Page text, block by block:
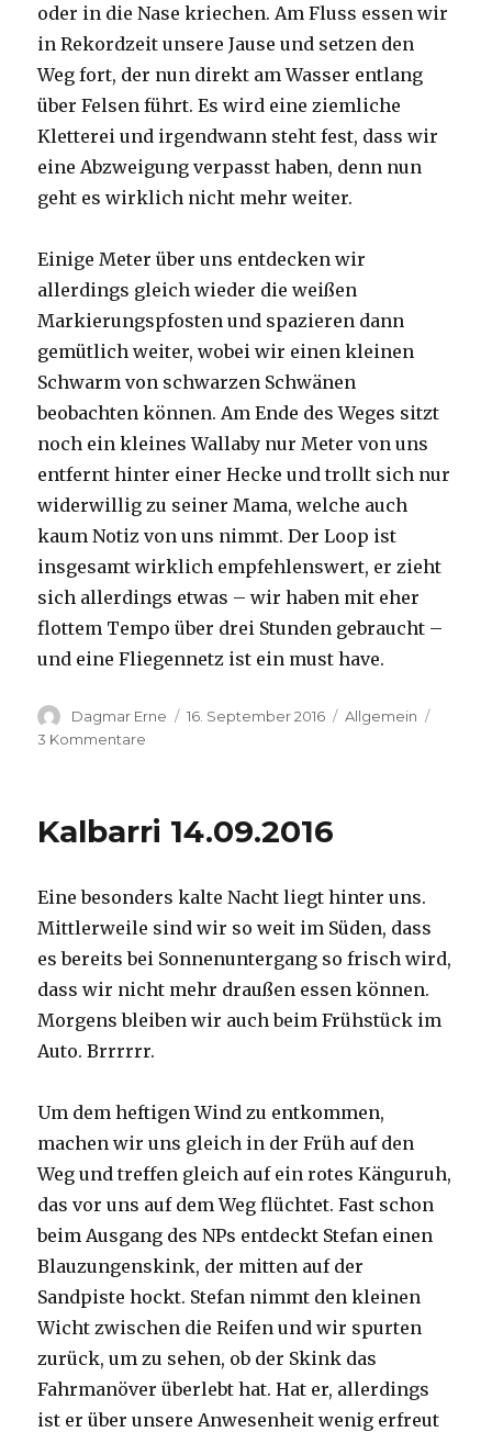
oder in die Nase kriechen. Am Fluss essen wir
in Rekordzeit unsere Jause und setzen den
Weg fort, der nun direkt am Wasser entlang
über Felsen führt. Es wird eine ziemliche
Kletterei und irgendwann steht fest, dass wir
eine Abzweigung verpasst haben, denn nun
geht es wirklich nicht mehr weiter.
Einige Meter über uns entdecken wir
allerdings gleich wieder die weißen
Markierungspfosten und spazieren dann
gemütlich weiter, wobei wir einen kleinen
Schwarm von schwarzen Schwänen
beobachten können. Am Ende des Weges sitzt
noch ein kleines Wallaby nur Meter von uns
entfernt hinter einer Hecke und trollt sich nur
widerwillig zu seiner Mama, welche auch
kaum Notiz von uns nimmt. Der Loop ist
insgesamt wirklich empfehlenswert, er zieht
sich allerdings etwas – wir haben mit eher
flottem Tempo über drei Stunden gebraucht –
und eine Fliegennetz ist ein must have.
Autor
Dagmar Erne
Veröffentlicht
16. September 2016 Kategorien
Allgemein
3 Kommentare
Kalbarri 14.09.2016
Eine besonders kalte Nacht liegt hinter uns.
Mittlerweile sind wir so weit im Süden, dass
es bereits bei Sonnenuntergang so frisch wird,
dass wir nicht mehr draußen essen können.
Morgens bleiben wir auch beim Frühstück im
Auto. Brrrrrr.
Um dem heftigen Wind zu entkommen,
machen wir uns gleich in der Früh auf den
Weg und treffen gleich auf ein rotes Känguruh,
das vor uns auf dem Weg flüchtet. Fast schon
beim Ausgang des NPs entdeckt Stefan einen
Blauzungenskink, der mitten auf der
Sandpiste hockt. Stefan nimmt den kleinen
Wicht zwischen die Reifen und wir spurten
zurück, um zu sehen, ob der Skink das
Fahrmanöver überlebt hat. Hat er, allerdings
ist er über unsere Anwesenheit wenig erfreut